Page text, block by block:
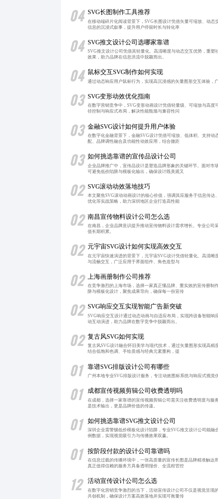
04 SVG长图制作工具推荐
在移动端碎片化阅读背景下，SVG长图设计凭借矢量可缩放、动
信息的沉浸式叙事，提升用户停留时长与转化率
04 SVG推文设计公司选哪家靠谱
SVG推文设计公司凭借其轻量化、高清晰度与动态交互优势，重
效果，助力品牌在信息洪流中脱颖而出。
04 鼠标交互SVG制作如何实现
通过动态响应用户鼠标行为，实现高沉浸感的矢量图形交互体验
03 SVG变形动效优化指南
在数字营销竞争中，SVG变形动画设计凭借轻量级、可缩放与高
径控制与响应式布局，解决性能瓶颈与兼容性问
03 金融SVG设计如何提升用户体验
在数字化金融背景下，金融SVG设计凭借可缩放、低体积、支持
配、品牌调性融合及功能性动效应用，结合微距
03 如何挑选靠谱的宣传品设计公司
企业品牌推广中，宣传品设计是塑造品牌形象的关键环节。面对
可避免低价陷阱与模板化输出，确保设计既美观又
02 SVG滚动动效落地技巧
本文聚焦SVG滚动动画设计的核心价值，强调其应服务于信息传
优化等实战策略，助力深圳地区企业打造高性能
02 南昌宣传物料设计公司怎么选
在南昌，企业品牌意识提升推动宣传物料设计需求增长。专业公
值长期积累。
02 元宇宙SVG设计如何实现高效交互
在元宇宙快速演进的背景下，元宇宙SVG设计凭借轻量化、高清
与流畅交互，广泛应用于界面组件、角色造型与
02 上海画册制作公司推荐
在竞争激烈的上海市场，选择一家真正懂品牌、重实效的宣传册
阱与模板化设计，聚焦成果导向，确保每一份宣传
02 SVG响应交互实现智能广告新突破
SVG响应交互设计通过动态动画与自适应布局，实现跨设备智能
动互动演进，助力品牌在数字竞争中脱颖而出。
02 复古风SVG如何实现
复古风SVG设计融合怀旧美学与现代技术，通过矢量图形实现高
结合低饱和色调、手绘质感与经典元素重构，提
01 靠谱SVG排版设计公司有哪些
广州本地专业SVG排版设计服务，专注动效图标系统与响应式视
01 成都宣传视频剪辑公司收费透明吗
在成都，选择一家靠谱的宣传视频剪辑公司需关注收费透明度与
是技术输出，更是品牌价值的传递。
01 如何挑选靠谱SVG推文设计公司
深圳企业需警惕低价模板化设计陷阱，专业SVG推文设计公司能
例数据，实现视觉吸引力与传播效果双赢。
01 按阶段付款的设计公司靠谱吗
在信息过载的传播环境中，一张高质量的宣传长图是品牌精准触
真正值得信赖的服务方具备透明报价、全流程管控
12 活动宣传设计公司怎么选
在数字化营销竞争激烈的当下，活动宣传设计公司不仅是视觉呈
共创机制，确保设计方案高效落地并实现可衡量传